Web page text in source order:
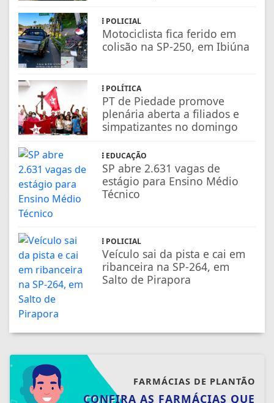
POLICIAL
Motociclista fica ferido em
colisão na SP-250, em Ibiúna
POLÍTICA
PT de Piedade promove
plenária aberta a filiados e
simpatizantes no domingo
EDUCAÇÃO
SP abre 2.631 vagas de
estágio para Ensino Médio
Técnico
POLICIAL
Veículo sai da pista e cai em
ribanceira na SP-264, em
Salto de Pirapora
FARMÁCIAS DE PLANTÃO
CONFIRA AS FARMÁCIAS QUE